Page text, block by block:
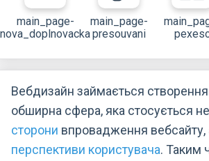
main_page-
nova_doplnovacka
main_page-
presouvani
Вебдизайн займається
обширна сфера, яка стосується
сторони впровадження вебсайту,
перспективи користувача. Таким